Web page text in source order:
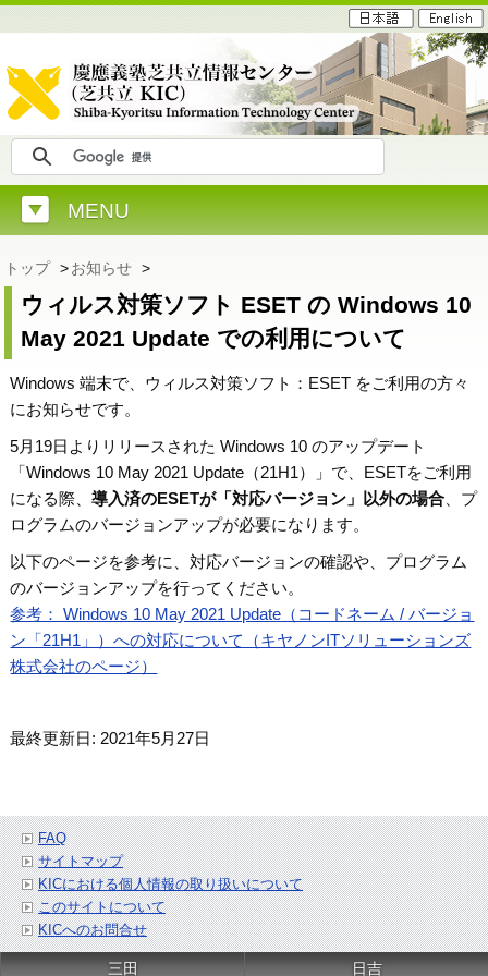
MENU
トップ >お知らせ >
ウィルス対策ソフト ESET の Windows 10
May 2021 Update での利用について
Windows 端末で、ウィルス対策ソフト：ESET をご利用の方々
にお知らせです。
5月19日よりリリースされた Windows 10 のアップデート
「Windows 10 May 2021 Update（21H1）」で、ESETをご利用
になる際、導入済のESETが「対応バージョン」以外の場合 、プ
ログラムのバージョンアップが必要になります。
以下のページを参考に、対応バージョンの確認や、プログラム
のバージョンアップを行ってください。
参考： Windows 10 May 2021 Update（コードネーム / バージョ
ン「21H1」）への対応について（キヤノンITソリューションズ
株式会社のページ）
最終更新日: 2021年5月27日
FAQ
サイトマップ
KICにおける個人情報の取り扱いについて
このサイトについて
KICへのお問合せ
三田 日吉